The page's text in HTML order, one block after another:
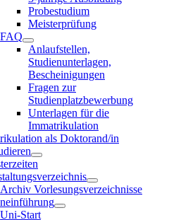
Probestudium
Meisterprüfung
FAQ
Anlaufstellen,
Studienunterlagen,
Bescheinigungen
Fragen zur
Studienplatzbewerbung
Unterlagen für die
Immatrikulation
als Doktorand/in
Archiv Vorlesungsverzeichnisse
Uni-Start